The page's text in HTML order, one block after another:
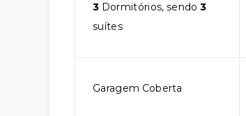
3 Dormitórios, sendo3
suítes
Garagem Coberta